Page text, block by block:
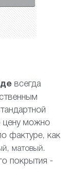
всегда
цену можно
фактуре, как
, матовый .
покрытия -